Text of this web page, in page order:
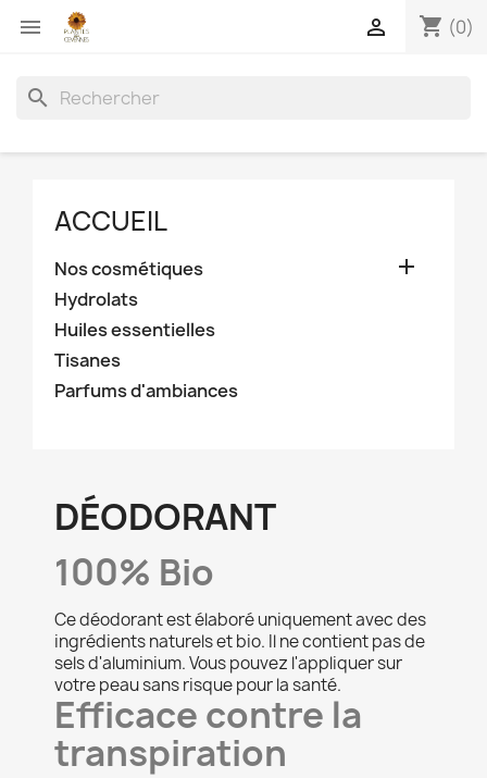
 shopping_cart (0)

search
ACCUEIL
Nos cosmétiques 
Hydrolats
Huiles essentielles
Tisanes
Parfums d'ambiances
DÉODORANT
100% Bio
Ce déodorant est élaboré uniquement avec des
ingrédients naturels et bio. Il ne contient pas de
sels d'aluminium. Vous pouvez l'appliquer sur
votre peau sans risque pour la santé.
Efficace contre la
transpiration